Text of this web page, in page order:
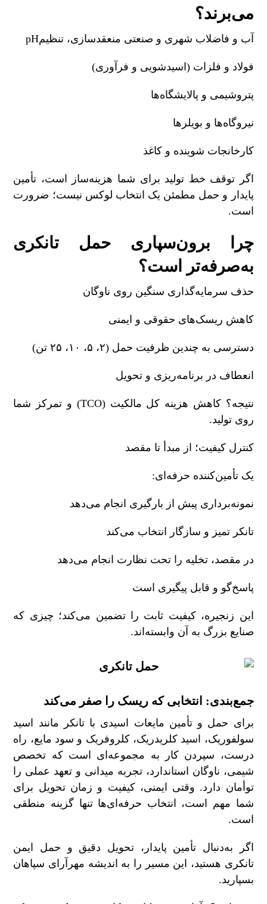
می‌برند؟
آب و فاضلاب شهری و صنعتی منعقدسازی، تنظیمpH
فولاد و فلزات (اسیدشویی و فرآوری)
پتروشیمی و پالایشگاه‌ها
نیروگاه‌ها و بویلرها
کارخانجات شوینده و کاغذ
اگر توقف خط تولید برای شما هزینه‌ساز است، تأمین
پایدار و حمل مطمئن یک انتخاب لوکس نیست؛ ضرورت
است.
چرا برون‌سپاری حمل تانکری
به‌صرفه‌تر است؟
حذف سرمایه‌گذاری سنگین روی ناوگان
کاهش ریسک‌های حقوقی و ایمنی
دسترسی به چندین ظرفیت حمل (۲، ۵، ۱۰، ۲۵ تن)
انعطاف در برنامه‌ریزی و تحویل
نتیجه؟ کاهش هزینه کل مالکیت (TCO) و تمرکز شما
روی تولید.
کنترل کیفیت؛ از مبدأ تا مقصد
یک تأمین‌کننده حرفه‌ای:
نمونه‌برداری پیش از بارگیری انجام می‌دهد
تانکر تمیز و سازگار انتخاب می‌کند
در مقصد، تخلیه را تحت نظارت انجام می‌دهد
پاسخ‌گو و قابل پیگیری است
این زنجیره، کیفیت ثابت را تضمین می‌کند؛ چیزی که
صنایع بزرگ به آن وابسته‌اند.
جمع‌بندی: انتخابی که ریسک را صفر می‌کند
برای حمل و تأمین مایعات اسیدی با تانکر مانند اسید
سولفوریک، اسید کلریدریک، کلروفریک و سود مایع، راه
درست، سپردن کار به مجموعه‌ای است که تخصص
شیمی، ناوگان استاندارد، تجربه میدانی و تعهد عملی را
توأمان دارد. وقتی ایمنی، کیفیت و زمان تحویل برای
شما مهم است، انتخاب حرفه‌ای‌ها تنها گزینه منطقی
است.
اگر به‌دنبال تأمین پایدار، تحویل دقیق و حمل ایمن
تانکری هستید، این مسیر را به اندیشه مهرآرای سپاهان
بسپارید.